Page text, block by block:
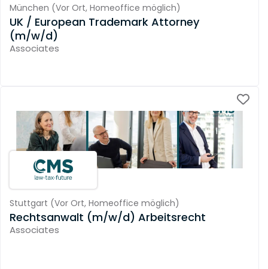
München (Vor Ort, Homeoffice möglich)
UK / European Trademark Attorney
(m/w/d)
Associates
Stuttgart (Vor Ort, Homeoffice möglich)
Rechtsanwalt (m/w/d) Arbeitsrecht
Associates